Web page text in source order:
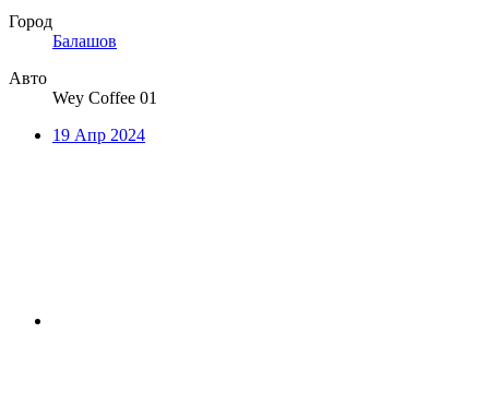
Город
Балашов
Авто
Wey Coffee 01
19 Апр 2024